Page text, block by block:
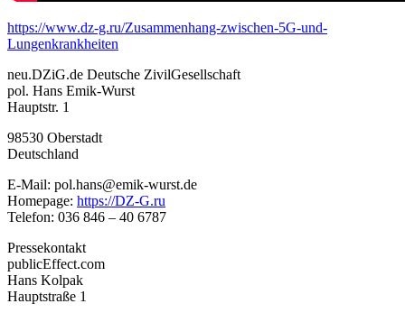
https://www.dz-g.ru/Zusammenhang-zwischen-5G-und-
Lungenkrankheiten
neu.DZiG.de Deutsche ZivilGesellschaft
pol. Hans Emik-Wurst
Hauptstr. 1
98530 Oberstadt
Deutschland
E-Mail: pol.hans@emik-wurst.de
Homepage: https://DZ-G.ru
Telefon: 036 846 – 40 6787
Pressekontakt
publicEffect.com
Hans Kolpak
Hauptstraße 1